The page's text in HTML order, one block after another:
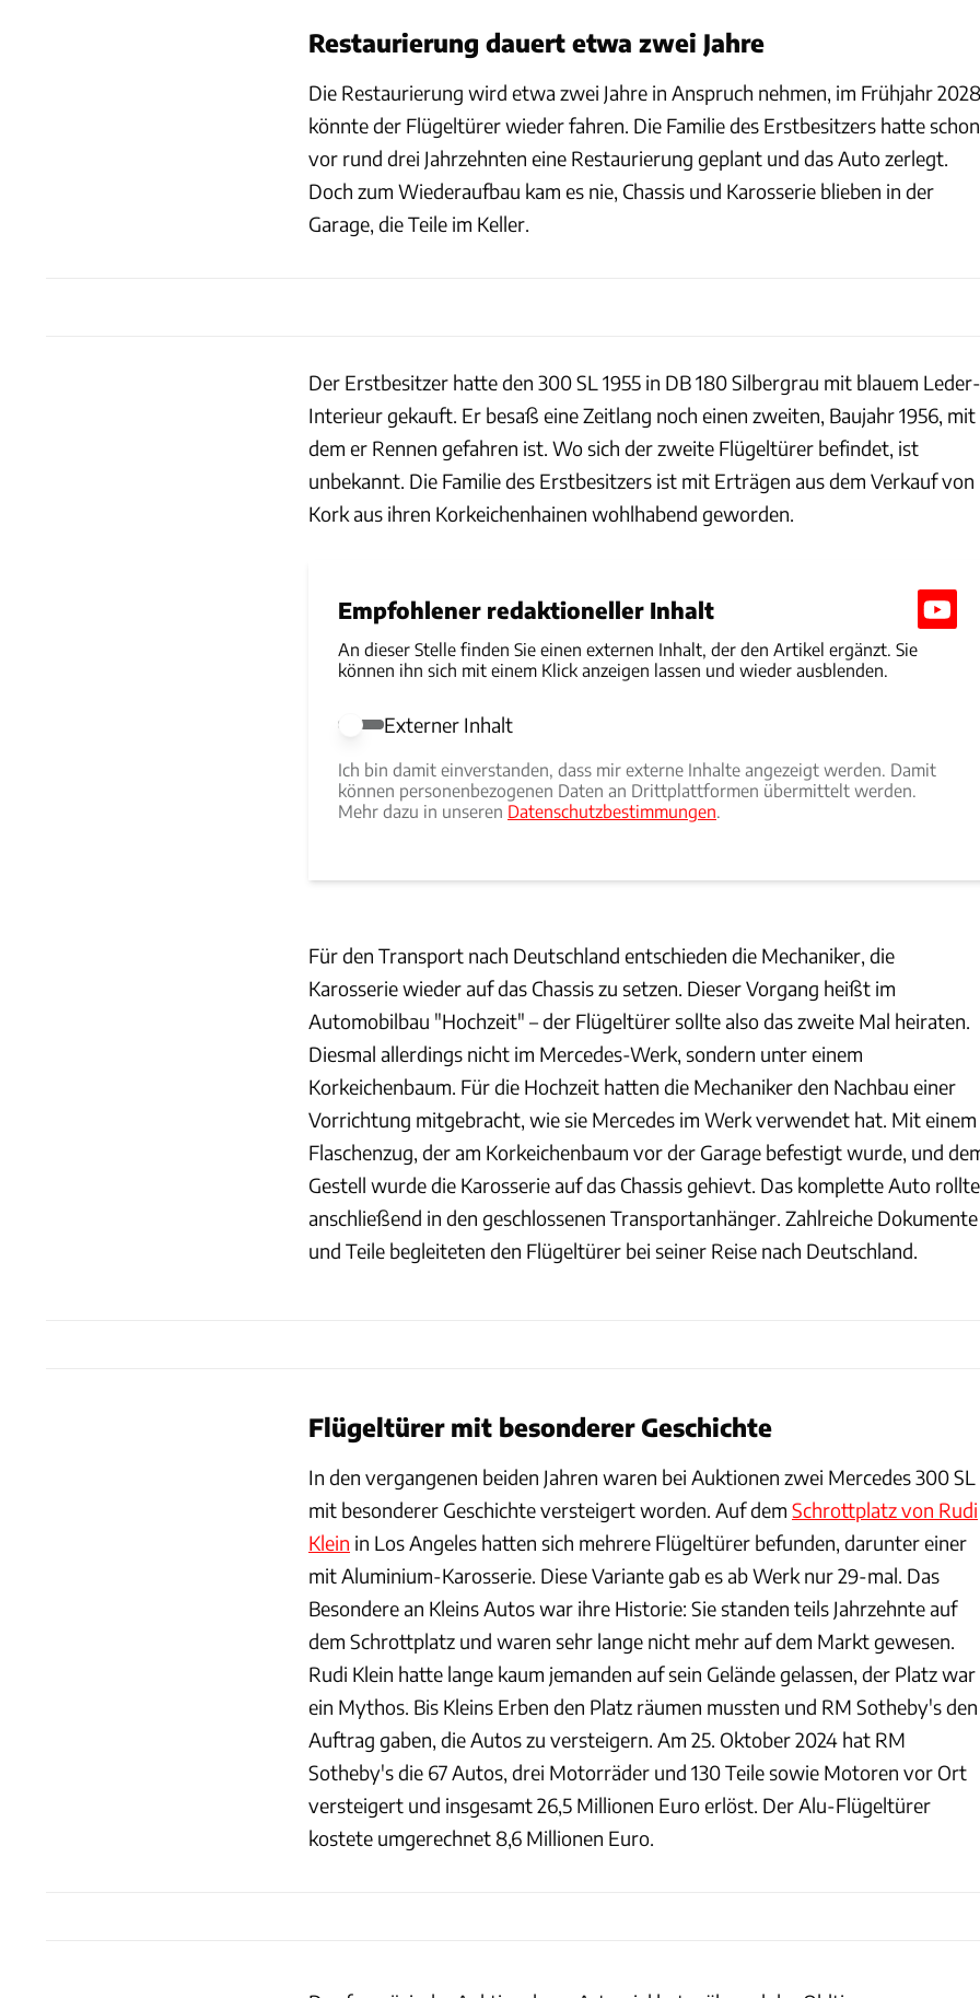
Restaurierung dauert etwa zwei Jahre
Die Restaurierung wird etwa zwei Jahre in Anspruch nehmen, im Frühjahr 2028
könnte der Flügeltürer wieder fahren. Die Familie des Erstbesitzers hatte schon
vor rund drei Jahrzehnten eine Restaurierung geplant und das Auto zerlegt.
Doch zum Wiederaufbau kam es nie, Chassis und Karosserie blieben in der
Garage, die Teile im Keller.
Der Erstbesitzer hatte den 300 SL 1955 in DB 180 Silbergrau mit blauem Leder-
Interieur gekauft. Er besaß eine Zeitlang noch einen zweiten, Baujahr 1956, mit
dem er Rennen gefahren ist. Wo sich der zweite Flügeltürer befindet, ist
unbekannt. Die Familie des Erstbesitzers ist mit Erträgen aus dem Verkauf von
Kork aus ihren Korkeichenhainen wohlhabend geworden.
Empfohlener redaktioneller Inhalt
An dieser Stelle finden Sie einen externen Inhalt, der den Artikel ergänzt. Sie
können ihn sich mit einem Klick anzeigen lassen und wieder ausblenden.
Externer Inhalt erlauben
Externer Inhalt
Ich bin damit einverstanden, dass mir externe Inhalte angezeigt werden. Damit
können personenbezogenen Daten an Drittplattformen übermittelt werden.
Mehr dazu in unseren Datenschutzbestimmungen.
Für den Transport nach Deutschland entschieden die Mechaniker, die
Karosserie wieder auf das Chassis zu setzen. Dieser Vorgang heißt im
Automobilbau "Hochzeit" – der Flügeltürer sollte also das zweite Mal heiraten.
Diesmal allerdings nicht im Mercedes-Werk, sondern unter einem
Korkeichenbaum. Für die Hochzeit hatten die Mechaniker den Nachbau einer
Vorrichtung mitgebracht, wie sie Mercedes im Werk verwendet hat. Mit einem
Flaschenzug, der am Korkeichenbaum vor der Garage befestigt wurde, und
Gestell wurde die Karosserie auf das Chassis gehievt. Das komplette Auto rollte
anschließend in den geschlossenen Transportanhänger. Zahlreiche Dokumente
und Teile begleiteten den Flügeltürer bei seiner Reise nach Deutschland.
Flügeltürer mit besonderer Geschichte
In den vergangenen beiden Jahren waren bei Auktionen zwei Mercedes 300 SL
mit besonderer Geschichte versteigert worden. Auf dem Schrottplatz von Rudi
Klein in Los Angeles hatten sich mehrere Flügeltürer befunden, darunter einer
mit Aluminium-Karosserie. Diese Variante gab es ab Werk nur 29-mal. Das
Besondere an Kleins Autos war ihre Historie: Sie standen teils Jahrzehnte auf
dem Schrottplatz und waren sehr lange nicht mehr auf dem Markt gewesen.
Rudi Klein hatte lange kaum jemanden auf sein Gelände gelassen, der Platz war
ein Mythos. Bis Kleins Erben den Platz räumen mussten und RM Sotheby's den
Auftrag gaben, die Autos zu versteigern. Am 25. Oktober 2024 hat RM
Sotheby's die 67 Autos, drei Motorräder und 130 Teile sowie Motoren vor Ort
versteigert und insgesamt 26,5 Millionen Euro erlöst. Der Alu-Flügeltürer
kostete umgerechnet 8,6 Millionen Euro.